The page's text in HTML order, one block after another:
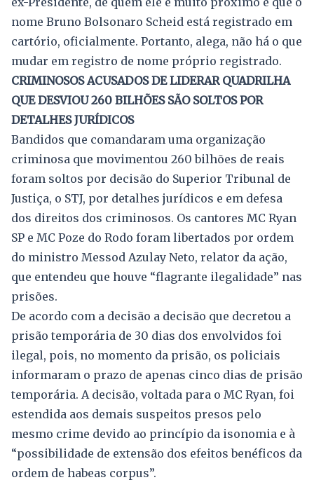
nome Bruno Bolsonaro Scheid está registrado em
cartório, oficialmente. Portanto, alega, não há o que
mudar em registro de nome próprio registrado.
CRIMINOSOS ACUSADOS DE LIDERAR QUADRILHA
QUE DESVIOU 260 BILHÕES SÃO SOLTOS POR
DETALHES JURÍDICOS
Bandidos que comandaram uma organização
criminosa que movimentou 260 bilhões de reais
foram soltos por decisão do Superior Tribunal de
Justiça, o STJ, por detalhes jurídicos e em defesa
dos direitos dos criminosos. Os cantores MC Ryan
SP e MC Poze do Rodo foram libertados por ordem
do ministro Messod Azulay Neto, relator da ação,
que entendeu que houve “flagrante ilegalidade” nas
prisões.
De acordo com a decisão a decisão que decretou a
prisão temporária de 30 dias dos envolvidos foi
ilegal, pois, no momento da prisão, os policiais
informaram o prazo de apenas cinco dias de prisão
temporária. A decisão, voltada para o MC Ryan, foi
estendida aos demais suspeitos presos pelo
mesmo crime devido ao princípio da isonomia e à
“possibilidade de extensão dos efeitos benéficos da
ordem de habeas corpus”.